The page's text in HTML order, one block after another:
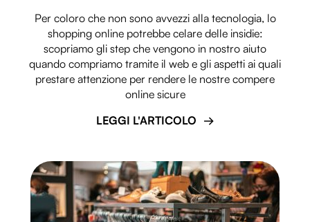
Per coloro che non sono avvezzi alla tecnologia, lo
shopping online potrebbe celare delle insidie:
scopriamo gli step che vengono in nostro aiuto
quando compriamo tramite il web e gli aspetti ai quali
prestare attenzione per rendere le nostre compere
online sicure
LEGGI L'ARTICOLO